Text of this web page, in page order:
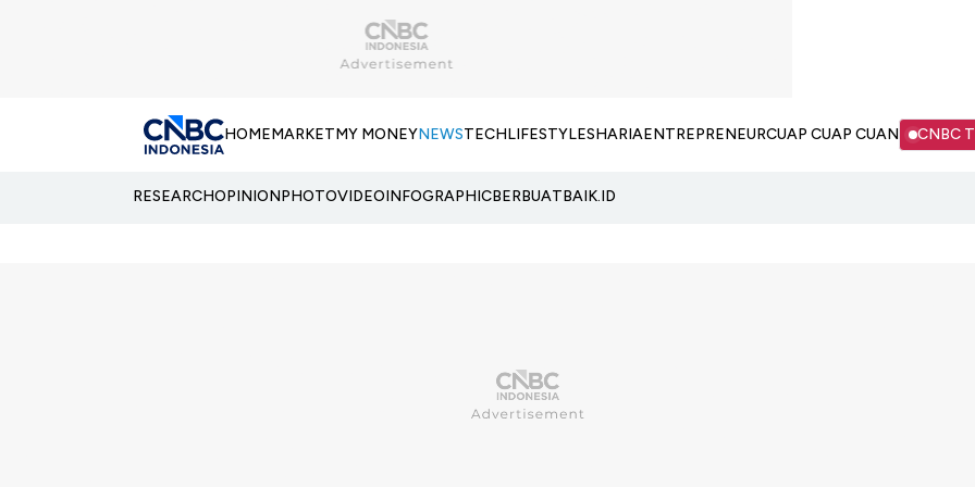
HOMEMARKETMY MONEYNEWSTECHLIFESTYLESHARIAENTREPRENEURCUAP CUAP CUAN CNBC
RESEARCHOPINIONPHOTOVIDEOINFOGRAPHICBERBUATBAIK.ID